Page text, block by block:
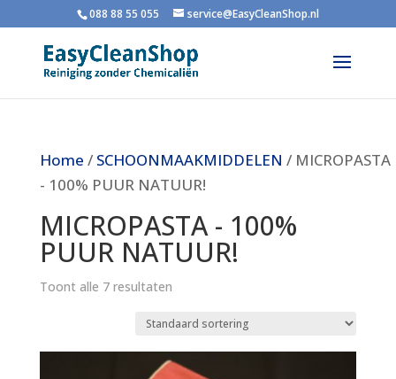
088 88 55 055 service@EasyCleanShop.nl
Home / SCHOONMAAKMIDDELEN / MICROPASTA
- 100% PUUR NATUUR!
MICROPASTA - 100%
PUUR NATUUR!
Toont alle 7 resultaten